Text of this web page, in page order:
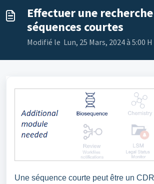
Effectuer une
séquences courtes
Modifié le Lun, 25 Mars, 2024 à 5:00 H
Une séquence courte peut être un